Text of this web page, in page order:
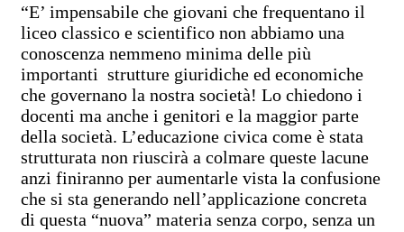
“E’ impensabile che giovani che frequentano il
liceo classico e scientifico non abbiamo una
conoscenza nemmeno minima delle più
importanti strutture giuridiche ed economiche
che governano la nostra società! Lo chiedono i
docenti ma anche i genitori e la maggior parte
della società. L’educazione civica come è stata
strutturata non riuscirà a colmare queste lacune
anzi finiranno per aumentarle vista la confusione
che si sta generando nell’applicazione concreta
di questa “nuova” materia senza corpo, senza un